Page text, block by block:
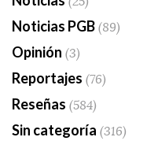
Noticias PGB(89)
Opinión (3)
Reportajes (76)
Reseñas (584)
Sin categoría (316)